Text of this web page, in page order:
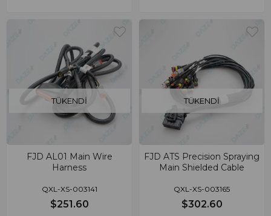
TÜKENDI
FJD AL01 Main Wire
Harness
QXL-XS-003141
$251.60
TÜKENDI
FJD ATS Precision Spraying
Main Shielded Cable
QXL-XS-003165
$302.60